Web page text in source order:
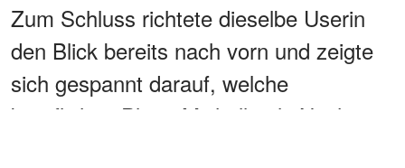
Zum Schluss richtete dieselbe Userin
den Blick bereits nach vorn und zeigte
sich gespannt darauf, welche
beruflichen Pläne Michelle als Nächstes